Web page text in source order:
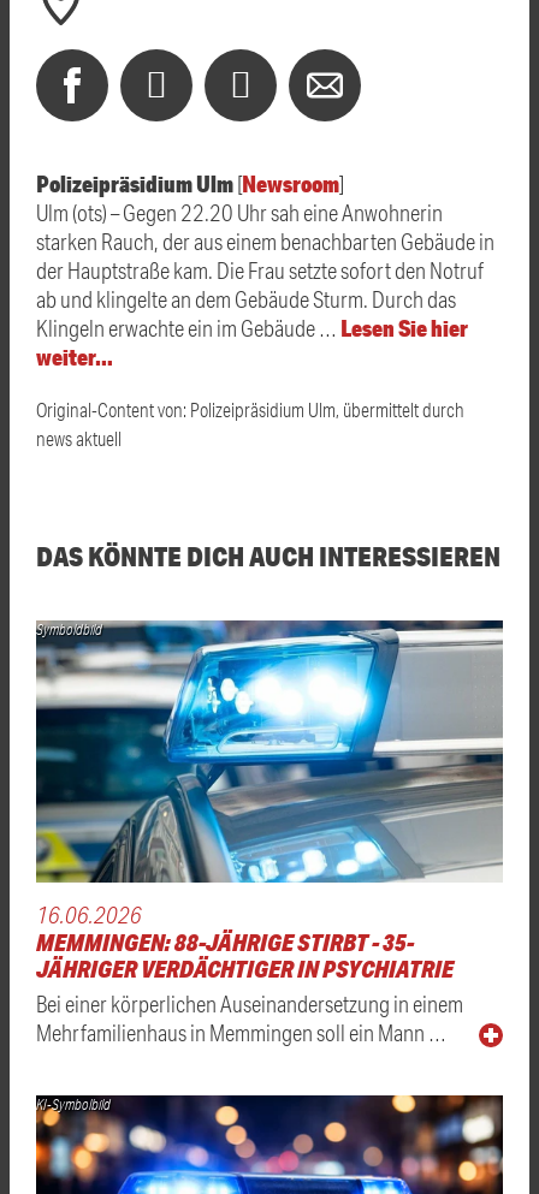
Polizeipräsidium Ulm[Newsroom]
Ulm (ots) – Gegen 22.20 Uhr sah eine Anwohnerin
starken Rauch, der aus einem benachbarten Gebäude in
der Hauptstraße kam. Die Frau setzte sofort den Notruf
ab und klingelte an dem Gebäude Sturm. Durch das
Klingeln erwachte ein im Gebäude … Lesen Sie hier
weiter…
Original-Content von: Polizeipräsidium Ulm, übermittelt durch
news aktuell
DAS KÖNNTE DICH AUCH INTERESSIEREN
Symboldbild
16.06.2026
MEMMINGEN: 88-JÄHRIGE STIRBT - 35-
JÄHRIGER VERDÄCHTIGER IN PSYCHIATRIE
Bei einer körperlichen Auseinandersetzung in einem
Mehrfamilienhaus in Memmingen soll ein Mann …
KI-Symbolbild